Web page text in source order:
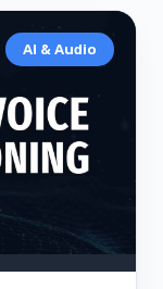
AI & Audio